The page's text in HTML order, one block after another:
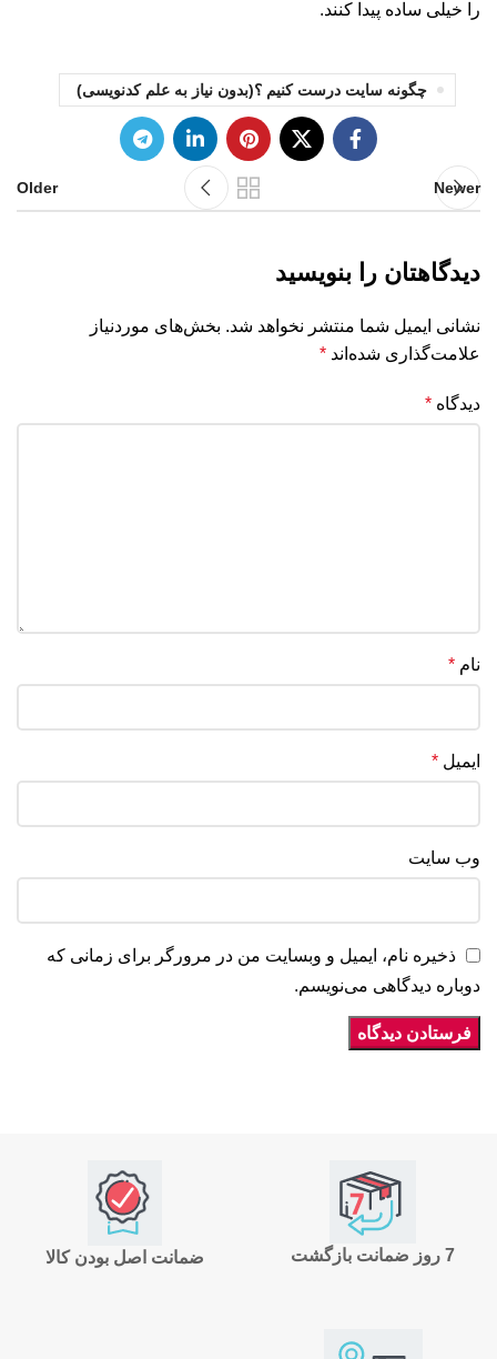
را خیلی ساده پیدا کنند.
چگونه سایت درست کنیم ؟(بدون نیاز به علم کدنویسی)
Newer
Older
دیدگاهتان را بنویسید
نشانی ایمیل شما منتشر نخواهد شد. بخش‌های موردنیاز
علامت‌گذاری شده‌اند *
دیدگاه *
نام *
ایمیل *
وب‌ سایت
ذخیره نام، ایمیل و وبسایت من در مرورگر برای زمانی که
دوباره دیدگاهی می‌نویسم.
ضمانت اصل بودن کالا 7 روز ضمانت بازگشت